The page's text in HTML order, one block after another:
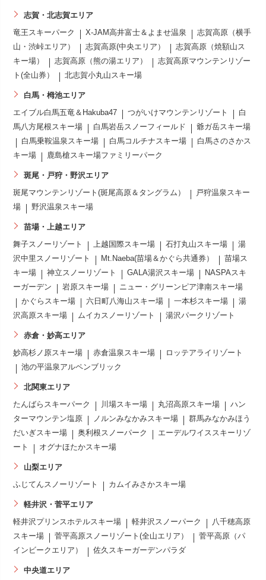
志賀・北志賀エリア
竜王スキーパーク X-JAM高井富士＆よませ温泉
志賀高原（横手
山・渋峠エリア）
志賀高原(中央エリア）
志賀高原（焼額山ス
キー場）
志賀高原（熊の湯エリア）
志賀高原マウンテンリゾー
ト(全山券）
北志賀小丸山スキー場
白馬・栂池エリア
エイブル白馬五竜＆Hakuba47 つがいけマウンテンリゾート
白
馬八方尾根スキー場
白馬岩岳スノーフィールド
爺ガ岳スキー場
白馬乗鞍温泉スキー場
白馬コルチナスキー場
白馬さのさかス
キー場
鹿島槍スキー場ファミリーパーク
斑尾・戸狩・野沢エリア
斑尾マウンテンリゾート(斑尾高原＆タングラム）
戸狩温泉スキー
場
野沢温泉スキー場
苗場・上越エリア
舞子スノーリゾート 上越国際スキー場 石打丸山スキー場
湯
沢中里スノーリゾート
Mt.Naeba(苗場＆かぐら共通券）
苗場ス
キー場
神立スノーリゾート GALA湯沢スキー場
NASPAスキ
ーガーデン
岩原スキー場
ニュー・グリーンピア津南スキー場
かぐらスキー場
六日町八海山スキー場 一本杉スキー場
湯
沢高原スキー場
ムイカスノーリゾート 湯沢パークリゾート
赤倉・妙高エリア
妙高杉ノ原スキー場 赤倉温泉スキー場
ロッテアライリゾート
池の平温泉アルペンブリック
北関東エリア
たんばらスキーパーク 川場スキー場 丸沼高原スキー場
ハン
ターマウンテン塩原
ノルンみなかみスキー場
群馬みなかみほう
だいぎスキー場
奥利根スノーパーク
エーデルワイススキーリゾ
ート
オグナほたかスキー場
山梨エリア
ふじてんスノーリゾート カムイみさかスキー場
軽井沢・菅平エリア
軽井沢プリンスホテルスキー場 軽井沢スノーパーク
八千穂高原
スキー場
菅平高原スノーリゾート(全山エリア）
菅平高原（パ
インビークエリア）
佐久スキーガーデンパラダ
中央道エリア